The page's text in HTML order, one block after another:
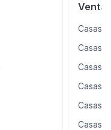
Venta
Casas
Casas
Casas
Casas
Casas
Casas